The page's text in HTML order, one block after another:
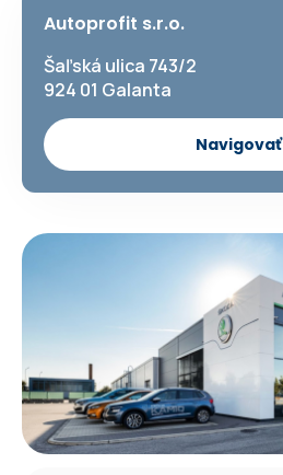
Autoprofit s.r.o.
Šaľská ulica 743/2
924 01 Galanta
Navigovať